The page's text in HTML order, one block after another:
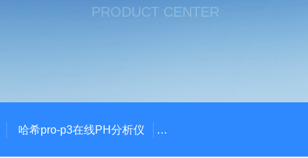
PRODUCT CENTER
哈希pro-p3在线PH分析仪 哈希在线PH计电极PD1R1